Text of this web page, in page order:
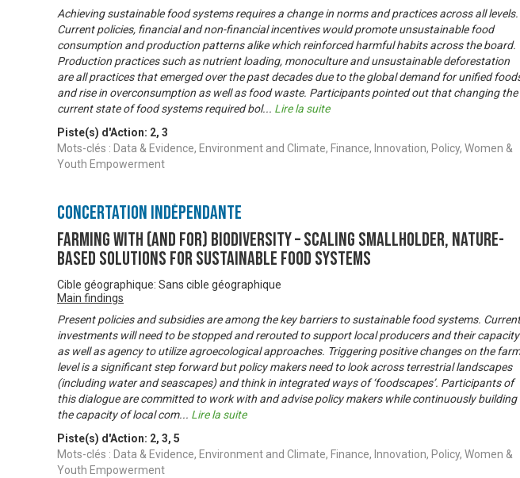
Achieving sustainable food systems requires a change in norms and practices across all levels.
Current policies, financial and non-financial incentives would promote unsustainable food
consumption and production patterns alike which reinforced harmful habits across the board.
Production practices such as nutrient loading, monoculture and unsustainable deforestation
are all practices that emerged over the past decades due to the global demand for unified
and rise in overconsumption as well as food waste. Participants pointed out that changing the
current state of food systems required bol... Lire la suite
Piste(s) d'Action: 2, 3
Mots-clés : Data & Evidence, Environment and Climate, Finance, Innovation, Policy, Women &
Youth Empowerment
Concertation Indépendante
FARMING WITH (AND FOR) BIODIVERSITY – Scaling smallholder, nature-
based solutions for sustainable food systems
Cible géographique: Sans cible géographique
Main findings
Present policies and subsidies are among the key barriers to sustainable food systems. Current
investments will need to be stopped and rerouted to support local producers and their capacity
as well as agency to utilize agroecological approaches. Triggering positive changes on the farm
level is a significant step forward but policy makers need to look across terrestrial landscapes
(including water and seascapes) and think in integrated ways of ‘foodscapes’. Participants of
this dialogue are committed to work with and advise policy makers while continuously building
the capacity of local com... Lire la suite
Piste(s) d'Action: 2, 3, 5
Mots-clés : Data & Evidence, Environment and Climate, Finance, Innovation, Policy, Women &
Youth Empowerment